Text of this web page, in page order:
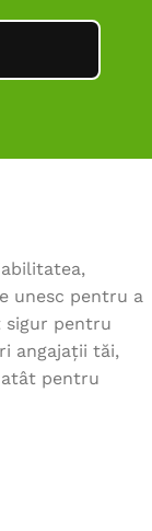
unesc pentru a
sigur pentru
angajații tăi,
pentru